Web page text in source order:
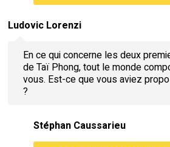
Ludovic Lorenzi
En ce qui concerne les deux
de Taï Phong, tout le monde
vous. Est-ce que vous aviez
?
Stéphan Caussarieu